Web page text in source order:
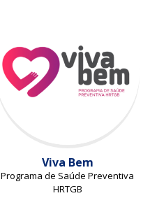
Viva Bem
Programa de Saúde Preventiva
HRTGB